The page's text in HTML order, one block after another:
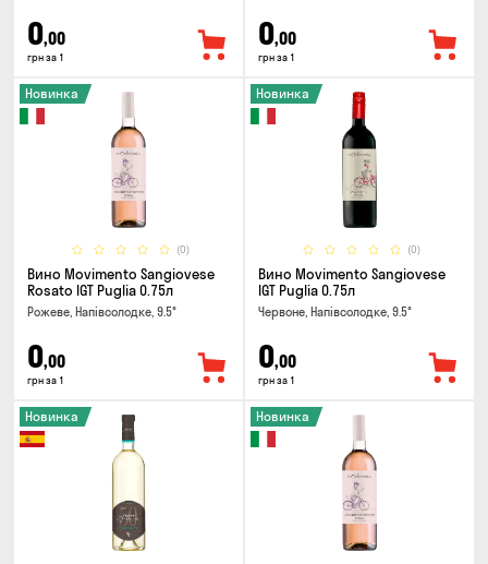
0,00
грн за 1
0,00
грн за 1
(0)
Новинка
Вино Movimento Sangiovese
Rosato IGT Puglia 0.75л
Рожеве, Напівсолодке, 9.5°
0,00
грн за 1
(0)
Новинка
Вино Movimento Sangiovese
IGT Puglia 0.75л
Червоне, Напівсолодке, 9.5°
0,00
грн за 1
Новинка Новинка